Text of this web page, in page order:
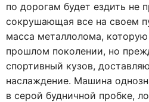
по дорогам будет ездить не
сокрушающая все на своем
масса металлолома,
прошлом поколении, но
спортивный кузов,
наслаждение. Машина
в серой будничной пробке,